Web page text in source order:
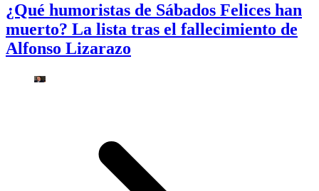
¿Qué humoristas de Sábados Felices han
muerto? La lista tras el fallecimiento de
Alfonso Lizarazo